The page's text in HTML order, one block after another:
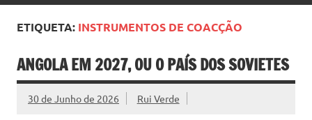
ETIQUETA: INSTRUMENTOS DE COACÇÃO
ANGOLA EM 2027, OU O PAÍS DOS SOVIETES
30 de Junho de 2026 Rui Verde